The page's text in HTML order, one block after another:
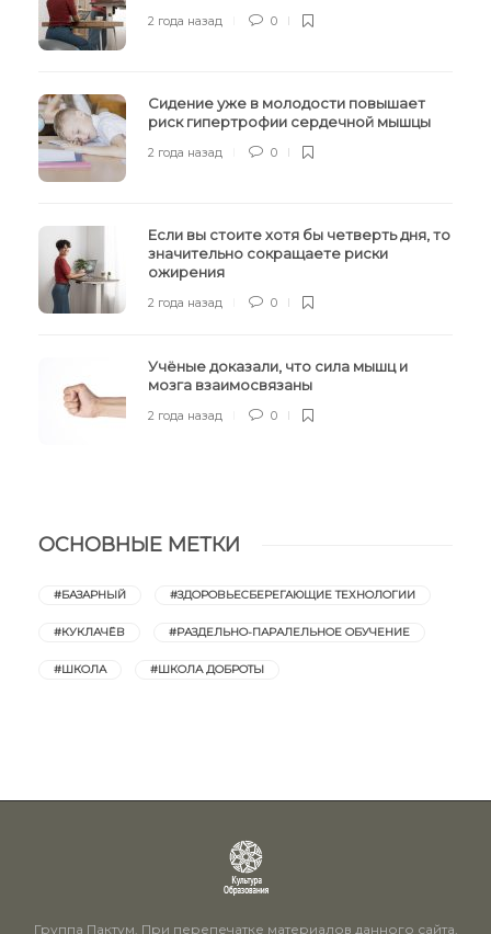
2 года назад 0
Сидение уже в молодости повышает
риск гипертрофии сердечной мышцы
2 года назад 0
Если вы стоите хотя бы четверть дня, то
значительно сокращаете риски
ожирения
2 года назад 0
Учёные доказали, что сила мышц и
мозга взаимосвязаны
2 года назад 0
ОСНОВНЫЕ МЕТКИ
#БАЗАРНЫЙ #ЗДОРОВЬЕСБЕРЕГАЮЩИЕ ТЕХНОЛОГИИ
#КУКЛАЧЁВ #РАЗДЕЛЬНО-ПАРАЛЕЛЬНОЕ ОБУЧЕНИЕ
#ШКОЛА #ШКОЛА ДОБРОТЫ
Группа Пактум. При перепечатке материалов данного сайта,